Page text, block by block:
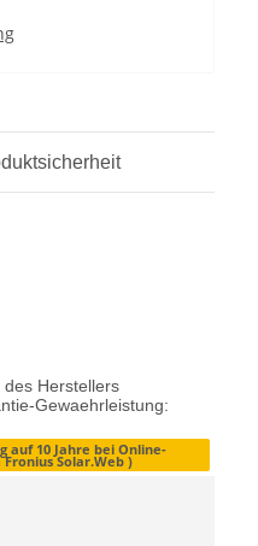
Herstellers
Gewaehrleistung:
auf 10 Jahre bei Online-
Solar.Web )